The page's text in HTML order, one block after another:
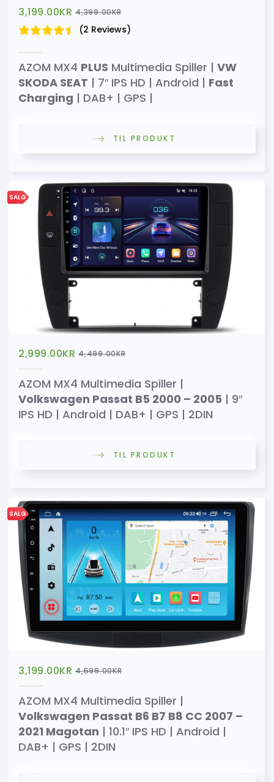
3,199.00KR 4,399.00KR
(2 Reviews)
AZOM MX4 PLUS Multimedia Spiller | VW
SKODA SEAT | 7″ IPS HD | Android | Fast
Charging | DAB+ | GPS |
TIL PRODUKT
SALG
2,999.00KR 4,499.00KR
AZOM MX4 Multimedia Spiller |
Volkswagen Passat B5 2000 – 2005 | 9″
IPS HD | Android | DAB+ | GPS | 2DIN
TIL PRODUKT
SALG
3,199.00KR 4,599.00KR
AZOM MX4 Multimedia Spiller |
Volkswagen Passat B6 B7 B8 CC 2007 –
2021 Magotan | 10.1″ IPS HD | Android |
DAB+ | GPS | 2DIN